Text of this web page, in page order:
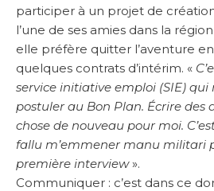
participer à un projet de
l’une de ses amies dans la
elle préfère quitter l’aventure
quelques contrats d’intérim. «
service initiative emploi (SIE) qui
postuler au Bon Plan. Écrire des
chose de nouveau pour moi.
fallu m’emmener manu militari
première interview».
Communiquer : c’est dans ce